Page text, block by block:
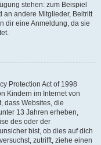
stehen: zum Beispiel
an andere Mitglieder, Beitritt
dir eine Anmeldung, da sie
Protection Act of 1998
Kindern im Internet von
dass Websites, die
13 Jahren erheben,
des oder der
bist, ob dies auf dich
zutrifft, ziehe einen